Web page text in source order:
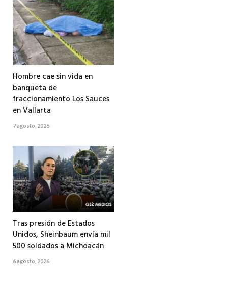
Hombre cae sin vida en
banqueta de
fraccionamiento Los Sauces
en Vallarta
7 agosto, 2026
Tras presión de Estados
Unidos, Sheinbaum envía mil
500 soldados a Michoacán
6 agosto, 2026